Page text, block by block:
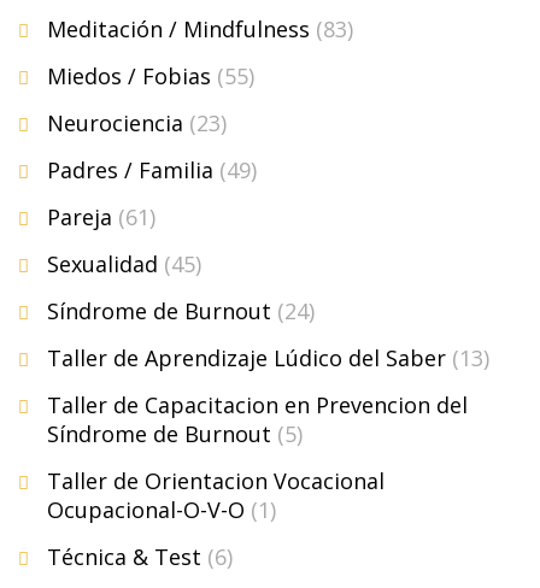
Meditación / Mindfulness (83)
Miedos / Fobias (55)
Neurociencia (23)
Padres / Familia (49)
Pareja (61)
Sexualidad (45)
Síndrome de Burnout (24)
Taller de Aprendizaje Lúdico del Saber (13)
Taller de Capacitacion en Prevencion del
Síndrome de Burnout (5)
Taller de Orientacion Vocacional
Ocupacional-O-V-O (1)
Técnica & Test (6)